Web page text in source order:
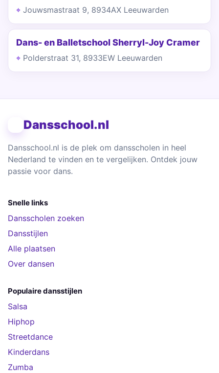
Jouwsmastraat 9, 8934AX Leeuwarden
Dans- en Balletschool Sherryl-Joy Cramer
Polderstraat 31, 8933EW Leeuwarden
Dansschool.nl
Dansschool.nl is de plek om dansscholen in heel
Nederland te vinden en te vergelijken. Ontdek jouw
passie voor dans.
Snelle links
Dansscholen zoeken
Dansstijlen
Alle plaatsen
Over dansen
Populaire dansstijlen
Salsa
Hiphop
Streetdance
Kinderdans
Zumba